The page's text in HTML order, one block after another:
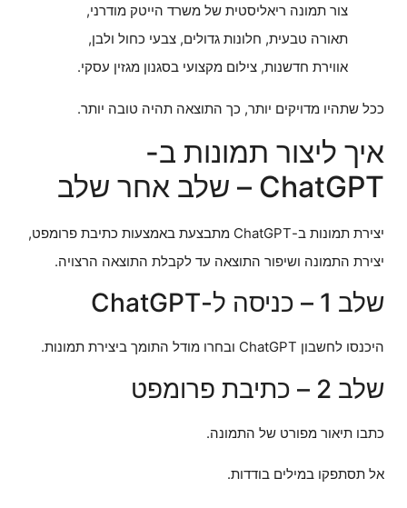
צור תמונה ריאליסטית של משרד הייטק מודרני,
תאורה טבעית, חלונות גדולים, צבעי כחול ולבן,
אווירת חדשנות, צילום מקצועי בסגנון מגזין עסקי.
ככל שתהיו מדויקים יותר, כך התוצאה תהיה טובה יותר.
איך ליצור תמונות ב-
ChatGPT – שלב אחר שלב
יצירת תמונות ב-ChatGPT מתבצעת באמצעות כתיבת פרומפט,
יצירת התמונה ושיפור התוצאה עד לקבלת התוצאה הרצויה.
שלב 1 – כניסה ל-ChatGPT
היכנסו לחשבון ChatGPT ובחרו מודל התומך ביצירת תמונות.
שלב 2 – כתיבת פרומפט
כתבו תיאור מפורט של התמונה.
אל תסתפקו במילים בודדות.